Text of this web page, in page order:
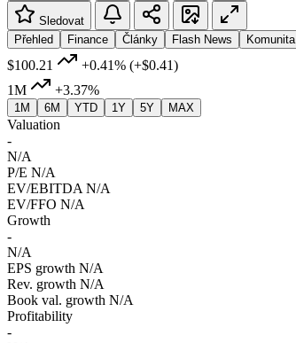
Sledovat
Přehled
Finance Články Flash News Komunita
$100.21 +0.41% (+$0.41)
1M
+3.37%
1M 6M YTD 1Y 5Y MAX
Valuation
-
N/A
P/E N/A
EV/EBITDA N/A
EV/FFO N/A
Growth
-
N/A
EPS growth N/A
Rev. growth N/A
Book val. growth N/A
Profitability
-